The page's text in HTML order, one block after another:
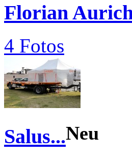
Florian
4 Fotos
Salus...Neu